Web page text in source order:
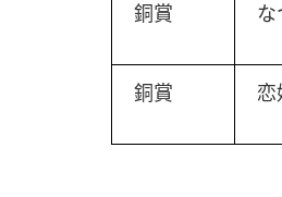
銅賞 な
銅賞 恋